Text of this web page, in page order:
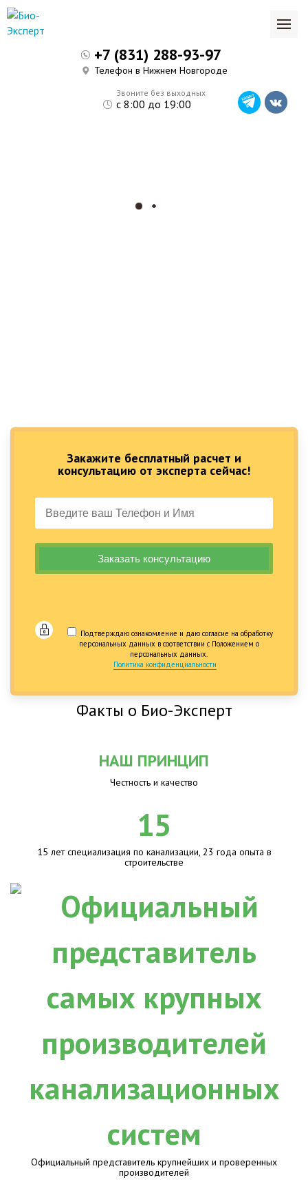
Закажите бесплатный расчет и
консультацию от эксперта сейчас!
Подтверждаю ознакомление и даю согласие на обработку
персональных данных в соответствии с Положением о
персональных данных.
Политика конфиденциальности
Звоните без выходных
с 8:00 до 19:00
+7 (831) 288-93-97
Телефон в Нижнем Новгороде
Факты о Био-Эксперт
НАШ ПРИНЦИП
Честность и качество
15
15 лет специализация по канализации, 23 года опыта в
строительстве
Официальный представитель крупнейших и проверенных
производителей